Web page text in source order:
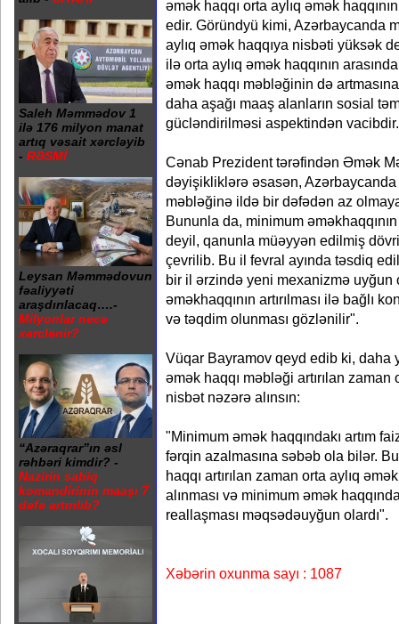
Saleh Məmmədov 1
ilə 176 milyon manat
artıq vəsait xərcləyib
- RƏSMİ
Leysan Məmmədovun
fəaliyyəti
araşdırılacaq….-
Milyonlar necə
xərclənir?
“Azəraqrar”ın əsl
rəhbəri kimdir? -
Nazirin sabiq
komandirinin maaşı 7
dəfə artırılıb?
əmək haqqı orta aylıq əmək
edir. Göründyü kimi, Azərbaycanda
aylıq əmək haqqıya nisbəti yüksək
ilə orta aylıq əmək haqqının
əmək haqqı məbləğinin də
daha aşağı maaş alanların sosial
gücləndirilməsi aspektindən vacibdir.
Cənab Prezident tərəfindən Əmək
dəyişikliklərə əsasən, Azərbaycanda
məbləğinə ildə bir dəfədən az
Bununla da, minimum əməkhaqqının
deyil, qanunla müəyyən edilmiş
çevrilib. Bu il fevral ayında təsdiq
bir il ərzində yeni mexanizmə uyğun
əməkhaqqının artırılması ilə bağlı
və təqdim olunması gözlənilir".
Vüqar Bayramov qeyd edib ki, daha
əmək haqqı məbləği artırılan zaman
nisbət nəzərə alınsın:
"Minimum əmək haqqındakı artım
fərqin azalmasına səbəb ola bilər.
haqqı artırılan zaman orta aylıq
alınması və minimum əmək
reallaşması məqsədəuyğun olardı".
Xəbərin oxunma sayı : 1087